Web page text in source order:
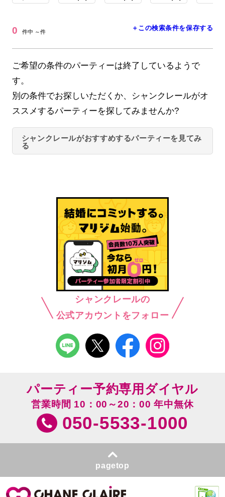
0 件中 ～件 ＋この検索条件を保存する
ご希望の条件のパーティーは終了しているようで
す。
別の条件でお探しいただくか、シャンクレールがオ
ススメするパーティーを探してみませんか?
シャンクレールがおすすめするパーティーを見てみ
る
シャンクレールの
公式アカウントをフォロー
パーティー予約専用ダイヤル
営業時間 10：00～20：00 年中無休
050-5533-1000
pagetop